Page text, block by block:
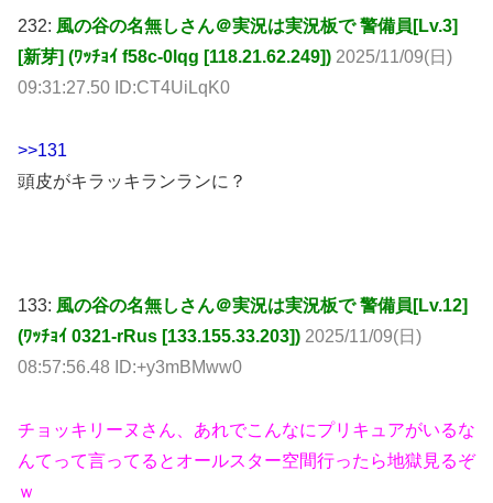
232: 風の谷の名無しさん＠実況は実況板で 警備員[Lv.3]
[新芽] (ﾜｯﾁｮｲ f58c-0lqg [118.21.62.249]) 2025/11/09(日)
09:31:27.50 ID:CT4UiLqK0
>>131
頭皮がキラッキランランに？
133: 風の谷の名無しさん＠実況は実況板で 警備員[Lv.12]
(ﾜｯﾁｮｲ 0321-rRus [133.155.33.203]) 2025/11/09(日)
08:57:56.48 ID:+y3mBMww0
チョッキリーヌさん、あれでこんなにプリキュアがいるな
んてって言ってるとオールスター空間行ったら地獄見るぞ
ｗ